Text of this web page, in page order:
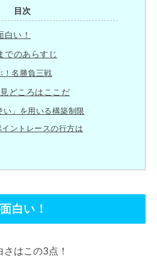
目次
い！
でのあらすじ
！名勝負三戦
どころはここだ
い」を用いる構築制限
ントレースの行方は
白い！
はこの3点！